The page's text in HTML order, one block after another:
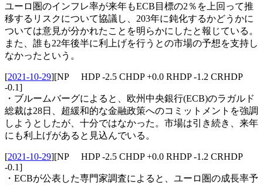
ユーロ圏のインフレ率が来年もECB目標の2％を上回って推
移するリスクについて協議し、203年に鈍化するかどうかに
ついては意見が分かれたことを明らかにしたと報じている。
また、誰も22年後半に利上げを行うとの市場の予想を支持し
なかったという。
[2021-10-29][NP HDP -2.5 CHDP +0.0 RHDP -1.2 CRHDP
-0.1]
・ブルームバーグによると、欧州中央銀行(ECB)のラガルド
総裁は28日、超緩和的な金融政策へのコミットメントを強調
しようとしたが、十分ではなかった。市場は引き続き、来年
にも利上げがあると見込んでいる。
[2021-10-29][NP HDP -2.5 CHDP +0.0 RHDP -1.2 CRHDP
-0.1]
・ECBが公表した専門家調査によると、ユーロ圏の成長率予